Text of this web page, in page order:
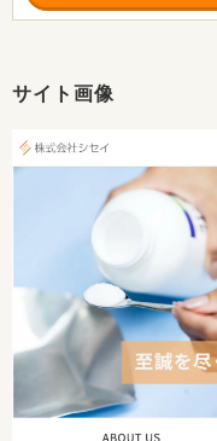
サイト画像